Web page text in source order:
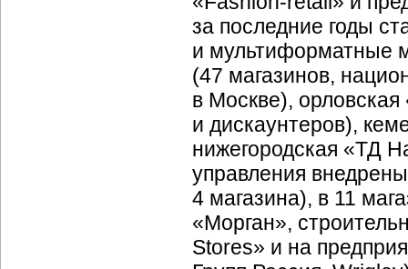
за последние годы
и мультиформатные
(47 магазинов,
в Москве),
и дискаунтеров),
нижегородская «ТД
управления
4 магазина), в 11
«Морган»,
Stores» и на